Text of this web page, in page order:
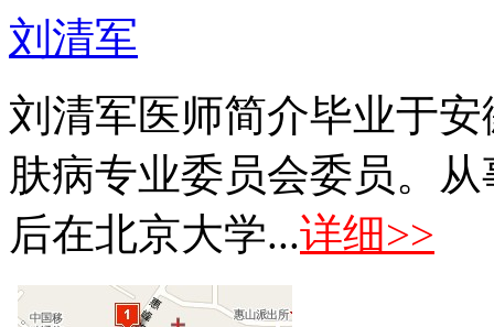
刘清军
刘清军医师简介毕业于
肤病专业委员会委员。
后在北京大学...详细>>